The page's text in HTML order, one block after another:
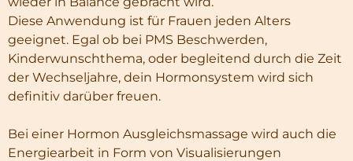
Diese Anwendung ist für Frauen jeden Alters
geeignet. Egal ob bei PMS Beschwerden,
Kinderwunschthema, oder begleitend durch die Zeit
der Wechseljahre, dein Hormonsystem wird sich
definitiv darüber freuen.
Bei einer Hormon Ausgleichsmassage wird auch die
Energiearbeit in Form von Visualisierungen